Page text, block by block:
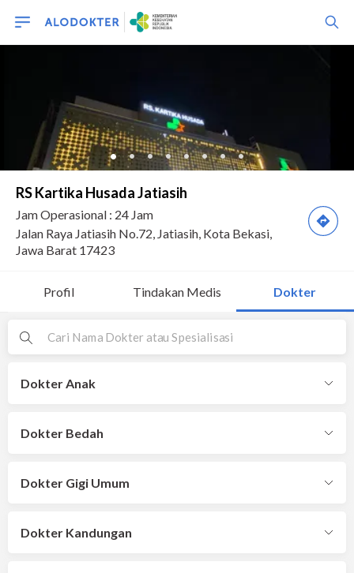
Profil Tindakan Medis Dokter